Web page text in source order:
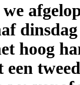
hoog
een